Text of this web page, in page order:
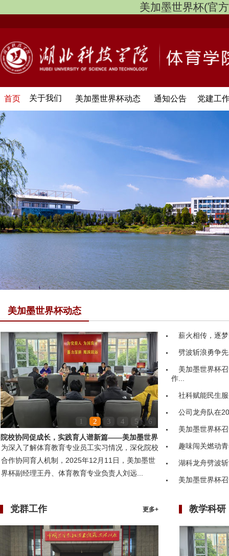
美加墨世界杯(官
首页 关于我们 美加墨世界杯动态 通知公告 党建工
美加墨世界杯动态
1 2 3 4 5
6
院校协同促成长，实践育人谱新篇——美加墨世界
杯领导赴嘉鱼县第...
为深入了解体育教育专业员工实习情况，深化院校
合作协同育人机制，2025年12月11日，美加墨世
界杯副经理王丹、体育教育专业负责人刘远...
薪火相传，逐
劈波斩浪勇争
美加墨世界杯
作...
社科赋能民生
公司龙舟队在
美加墨世界杯
趣味闯关燃动
湖科龙舟劈波
美加墨世界杯
更多+
党群工作 教学科研